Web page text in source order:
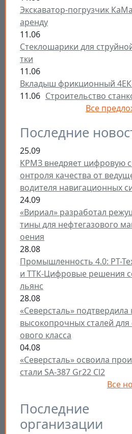
Экскаватор-погрузчик
аренду
11.06
Стеклошарики для
тки
11.06
Вкладыш фрикционный
11.06 Строительство
Все
Последние
25.09
КРМЗ внедряет цифровую
онтроля качества от
водителя навигационных
24.09
«Вириал» разработал
тины для нефтегазового
оения
28.08
Промышленность 4.0: РТ-
и ТТК-Цифровые решения
льянс
28.08
«Северсталь» подтвердила
высокопрочных сталей для
ового класса
04.08
«Северсталь» освоила
стали SA-387 Gr22 Cl2
Все
Последние
организации